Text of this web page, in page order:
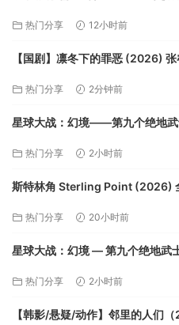
热门分享 12小时前
【国剧】凛冬下的罪恶 (2026) 张睿 / 吴昊宸 / 王大奇 剧情 / 悬疑
热门分享 2分钟前
星球大战：幻境——第九个绝地
热门分享 2小时前
斯特林角 Sterling Point (2026)
热门分享 20小时前
星球大战：幻境 — 第九个绝地
热门分享 2小时前
【韩影/悬疑/动作】邻里的人们